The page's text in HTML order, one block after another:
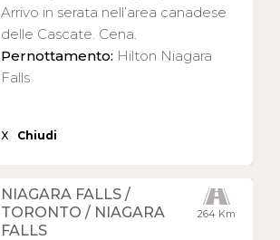
Arrivo in serata nell’area canadese
delle Cascate. Cena.
Pernottamento: Hilton Niagara
Falls
X Chiudi
264 Km
NIAGARA FALLS /
TORONTO / NIAGARA
FALLS